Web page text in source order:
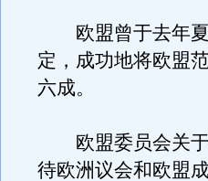
欧盟曾于去年夏
定，成功地将欧盟
六成。
欧盟委员会关于
待欧洲议会和欧盟